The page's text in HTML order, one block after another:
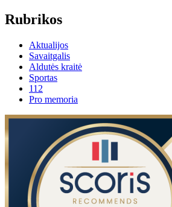
Rubrikos
Aktualijos
Savaitgalis
Aldutės kraitė
Sportas
112
Pro memoria